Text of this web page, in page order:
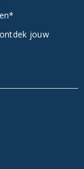
jouw